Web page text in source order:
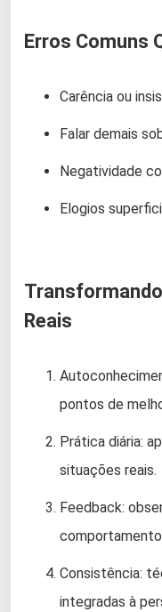
Erros Comuns
Carência ou
Falar demais
Negatividade
Elogios
Reais
pontos de
Prática diária:
situações reais.
Feedback:
Consistência:
integradas à